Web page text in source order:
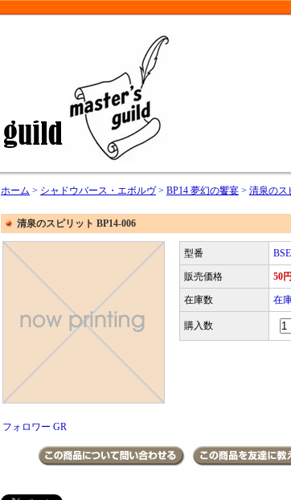
ホーム > シャドウバース・エボルヴ> BP14 夢幻の饗宴 > 清泉のス
清泉のスピリット BP14-006
型番
販売価格 50円
在庫数 在
購入数
フォロワー GR